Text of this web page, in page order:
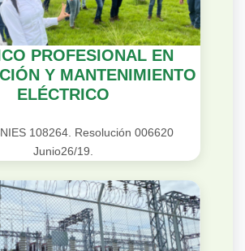
PROFESIONAL EN
Y MANTENIMIENTO
ELÉCTRICO
108264. Resolución 006620
Junio26/19.